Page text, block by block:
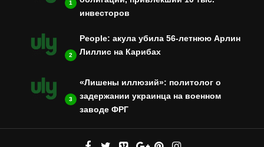
1
инвесторов
2
People: акула убила 56-летнюю Арлин
Лиллис на Карибах
3
«Лишены иллюзий»: политолог о
задержании украинца на военном
заводе ФРГ